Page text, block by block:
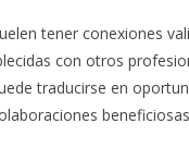
tener conexiones
con otros
traducirse en